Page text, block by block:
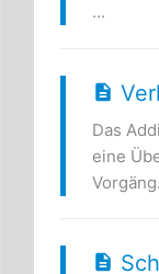
...
Das
eine